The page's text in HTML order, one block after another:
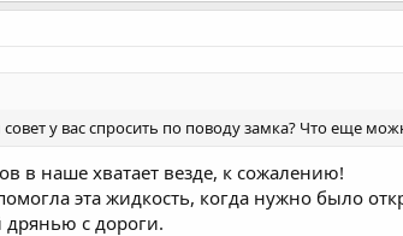
совет у вас спросить по поводу замка? Что еще
в наше хватает везде, к сожалению!
эта жидкость, когда нужно было
дрянью с дороги.